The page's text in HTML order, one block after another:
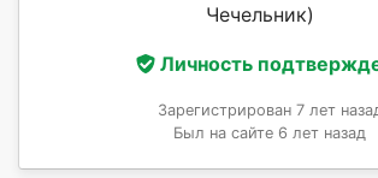
Чечельник)
Личность
Зарегистрирован 7 лет
Был на сайте 6 лет назад